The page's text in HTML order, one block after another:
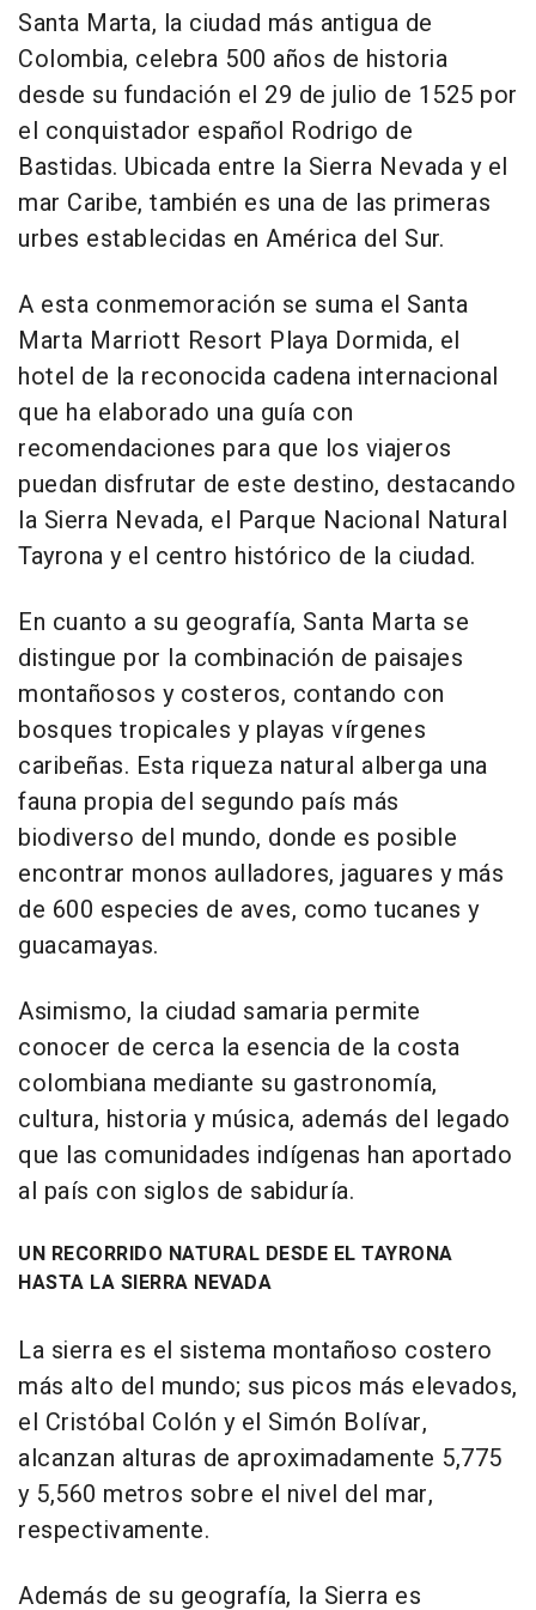
Santa Marta, la ciudad más antigua de
Colombia, celebra 500 años de historia
desde su fundación el 29 de julio de 1525 por
el conquistador español Rodrigo de
Bastidas. Ubicada entre la Sierra Nevada y el
mar Caribe, también es una de las primeras
urbes establecidas en América del Sur.
A esta conmemoración se suma el Santa
Marta Marriott Resort Playa Dormida, el
hotel de la reconocida cadena internacional
que ha elaborado una guía con
recomendaciones para que los viajeros
puedan disfrutar de este destino, destacando
la Sierra Nevada, el Parque Nacional Natural
Tayrona y el centro histórico de la ciudad.
En cuanto a su geografía, Santa Marta se
distingue por la combinación de paisajes
montañosos y costeros, contando con
bosques tropicales y playas vírgenes
caribeñas. Esta riqueza natural alberga una
fauna propia del segundo país más
biodiverso del mundo, donde es posible
encontrar monos aulladores, jaguares y más
de 600 especies de aves, como tucanes y
guacamayas.
Asimismo, la ciudad samaria permite
conocer de cerca la esencia de la costa
colombiana mediante su gastronomía,
cultura, historia y música, además del legado
que las comunidades indígenas han aportado
al país con siglos de sabiduría.
UN RECORRIDO NATURAL DESDE EL TAYRONA
HASTA LA SIERRA NEVADA
La sierra es el sistema montañoso costero
más alto del mundo; sus picos más elevados,
el Cristóbal Colón y el Simón Bolívar,
alcanzan alturas de aproximadamente 5,775
y 5,560 metros sobre el nivel del mar,
respectivamente.
Además de su geografía, la Sierra es